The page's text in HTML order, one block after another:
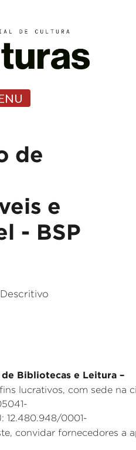
de
e
- BSP
Bibliotecas e Leitura –
lucrativos, com sede na
12.480.948/0001-
convidar fornecedores a